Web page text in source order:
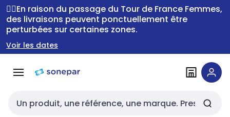
Passer à la
navigation
Passer
au
contenu
🚴‍♂️En raison du passage du Tour de France Femmes,
des livraisons peuvent ponctuellement être
perturbées sur certaines zones.
Voir les dates
Entrée de recherche